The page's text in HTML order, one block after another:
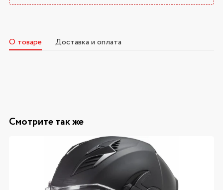
О товаре Доставка и оплата
Смотрите так же